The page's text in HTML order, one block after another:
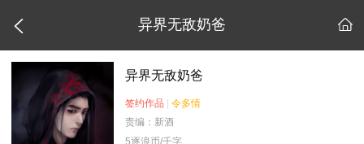
 异界无敌奶爸 
异界无敌奶爸
签约作品 | 令多情
责编：新酒
5逐浪币/千字